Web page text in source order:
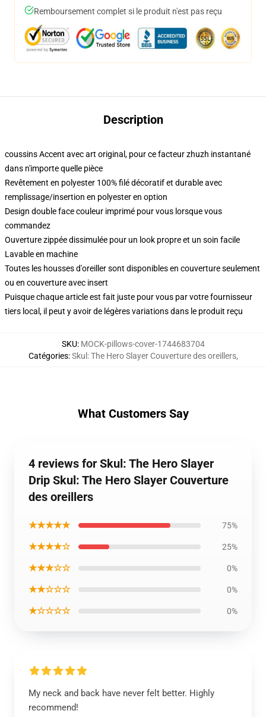
Remboursement complet si le produit n'est pas reçu
Description
coussins Accent avec art original, pour ce facteur zhuzh instantané
dans n'importe quelle pièce
Revêtement en polyester 100% filé décoratif et durable avec
remplissage/insertion en polyester en option
Design double face couleur imprimé pour vous lorsque vous
commandez
Ouverture zippée dissimulée pour un look propre et un soin facile
Lavable en machine
Toutes les housses d'oreiller sont disponibles en couverture seulement
ou en couverture avec insert
Puisque chaque article est fait juste pour vous par votre fournisseur
tiers local, il peut y avoir de légères variations dans le produit reçu
SKU: MOCK-pillows-cover-1744683704
Catégories:Skul: The Hero Slayer Couverture des oreillers,
What Customers Say
4 reviews for Skul: The Hero Slayer
Drip Skul: The Hero Slayer Couverture
des oreillers
★★★★★ 75%
★★★★☆ 25%
★★★☆☆ 0%
★★☆☆☆ 0%
★☆☆☆☆ 0%
My neck and back have never felt better. Highly
recommend!